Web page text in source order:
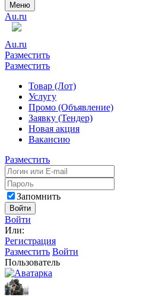
Меню
Au.ru
Au.ru
Разместить
Разместить
Товар (Лот)
Услугу
Промо (Объявление)
Заявку (Тендер)
Новая акция
Вакансию
Разместить
Запомнить
Войти
Войти
Или:
Регистрация
Разместить Войти
Пользователь